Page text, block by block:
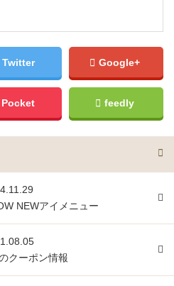
Twitter Google+
Pocket feedly
NEWアイメニュー
クーポン情報